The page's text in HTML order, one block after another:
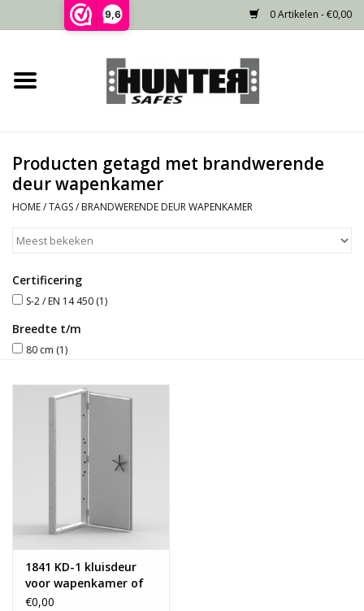
9,6 0 Artikelen - €0,00
Home
Gecertificeerd
Niet gecertificeerd
Recente projecten
Opties
Producten getagd met brandwerende
deur wapenkamer
HOME/TAGS/ BRANDWERENDE DEUR WAPENKAMER
Certificering
S-2 / EN 14 450 (1)
Breedte t/m
80 cm (1)
1841 KD-1 kluisdeur
voor wapenkamer of
archiefruimte
€0,00